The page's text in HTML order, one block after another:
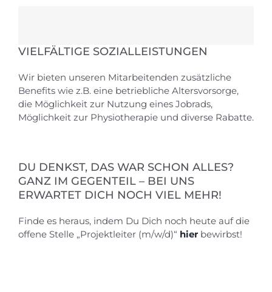
VIELFÄLTIGE SOZIALLEISTUNGEN
Wir bieten unseren Mitarbeitenden zusätzliche
Benefits wie z.B. eine betriebliche Altersvorsorge,
die Möglichkeit zur Nutzung eines Jobrads,
Möglichkeit zur Physiotherapie und diverse Rabatte.
DU DENKST, DAS WAR SCHON ALLES?
GANZ IM GEGENTEIL – BEI UNS
ERWARTET DICH NOCH VIEL MEHR!
Finde es heraus, indem Du Dich noch heute auf die
offene Stelle „Projektleiter (m/w/d)“ hier bewirbst!